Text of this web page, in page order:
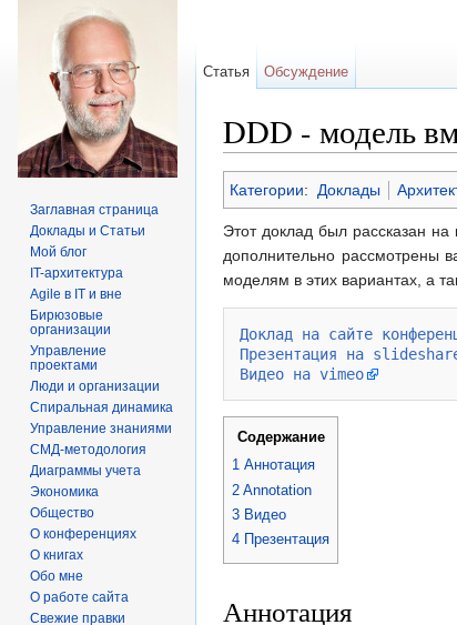
DDD - модель
Категории: Доклады
Этот доклад был рассказан
дополнительно рассмотрены
моделям в этих вариантах, а
Доклад на сайте
Презентация на
Видео на vimeo
Содержание
1 Аннотация
2 Annotation
3 Видео
4 Презентация
Аннотация
Статья Обсуждение
Заглавная страница
Доклады и Статьи
Мой блог
IT-архитектура
Agile в IT и вне
Бирюзовые
организации
Управление
проектами
Люди и организации
Спиральная динамика
Управление знаниями
СМД-методология
Диаграммы учета
Экономика
Общество
О конференциях
О книгах
Обо мне
О работе сайта
Свежие правки